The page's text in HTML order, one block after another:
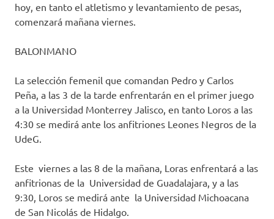
hoy, en tanto el atletismo y levantamiento de pesas,
comenzará mañana viernes.
BALONMANO
La selección femenil que comandan Pedro y Carlos
Peña, a las 3 de la tarde enfrentarán en el primer juego
a la Universidad Monterrey Jalisco, en tanto Loros a las
4:30 se medirá ante los anfitriones Leones Negros de la
UdeG.
Este viernes a las 8 de la mañana, Loras enfrentará a las
anfitrionas de la Universidad de Guadalajara, y a las
9:30, Loros se medirá ante la Universidad Michoacana
de San Nicolás de Hidalgo.